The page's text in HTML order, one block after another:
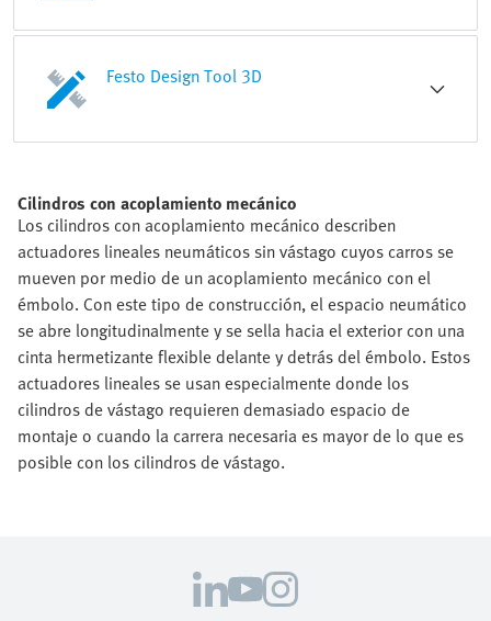
Festo Design Tool 3D
Cilindros con acoplamiento mecánico
Los cilindros con acoplamiento mecánico describen
actuadores lineales neumáticos sin vástago cuyos carros se
mueven por medio de un acoplamiento mecánico con el
émbolo. Con este tipo de construcción, el espacio neumático
se abre longitudinalmente y se sella hacia el exterior con una
cinta hermetizante flexible delante y detrás del émbolo. Estos
actuadores lineales se usan especialmente donde los
cilindros de vástago requieren demasiado espacio de
montaje o cuando la carrera necesaria es mayor de lo que es
posible con los cilindros de vástago.